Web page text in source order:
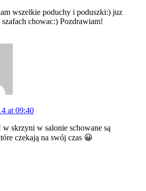
wszelkie poduchy i poduszki:) juz
chowac:) Pozdrawiam!
at 09:40
w skrzyni w salonie schowane są
czekają na swój czas 😀